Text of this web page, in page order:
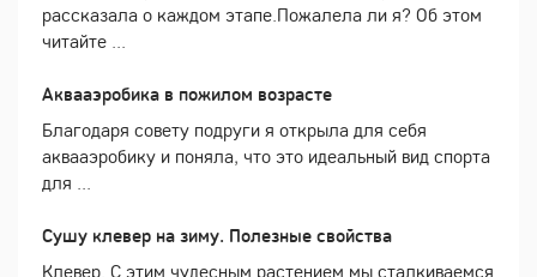
рассказала о каждом этапе.Пожалела ли я? Об этом
читайте ...
Аквааэробика в пожилом возрасте
Благодаря совету подруги я открыла для себя
аквааэробику и поняла, что это идеальный вид спорта
для ...
Сушу клевер на зиму. Полезные свойства
Клевер. С этим чудесным растением мы сталкиваемся